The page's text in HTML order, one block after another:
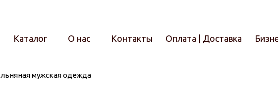
Каталог О нас Контакты Оплата | Доставка
льняная мужская одежда